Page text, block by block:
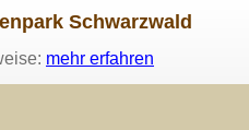
Schwarzwald
mehr erfahren